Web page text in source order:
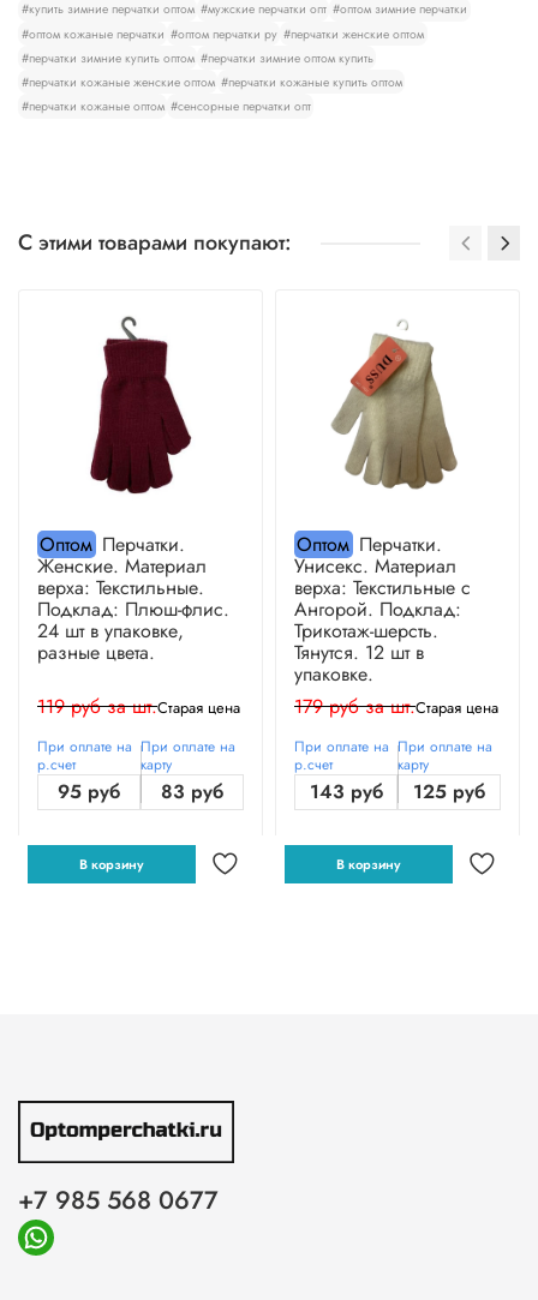
#купить зимние перчатки оптом #мужские перчатки опт #оптом зимние перчатки
#оптом кожаные перчатки #оптом перчатки ру #перчатки женские оптом
#перчатки зимние купить оптом #перчатки зимние оптом купить
#перчатки кожаные женские оптом #перчатки кожаные купить оптом
#перчатки кожаные оптом #сенсорные перчатки опт
С этими товарами покупают:
ОптомПерчатки.
Женские. Материал
верха: Текстильные.
Подклад: Плюш-флис.
24 шт в упаковке,
разные цвета.
119 руб за шт.Старая цена
При оплате на
р.счет
95 руб
При оплате на
карту
83 руб
В корзину
ОптомПерчатки.
Унисекс. Материал
верха: Текстильные с
Ангорой. Подклад:
Трикотаж-шерсть.
Тянутся. 12 шт в
упаковке.
179 руб за шт.Старая цена
При оплате на
р.счет
143 руб
При оплате на
карту
125 руб
В корзину
+7 985 568 0677